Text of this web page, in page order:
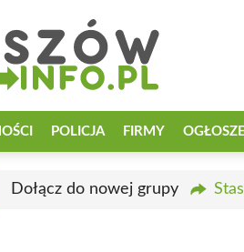
POLICJA FIRMY
Dołącz do nowej grupy